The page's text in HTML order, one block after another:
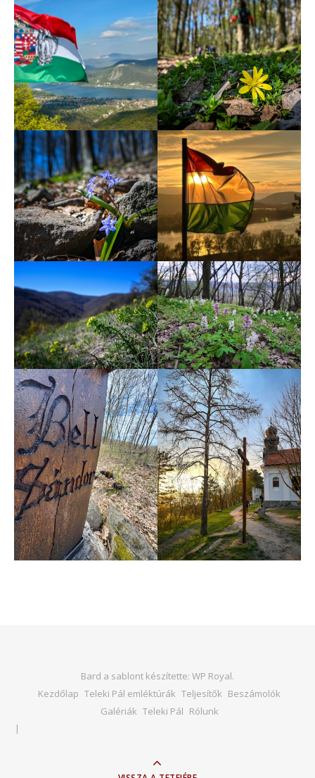
Bard a sablont készítette: WP Royal.
Kezdőlap Teleki Pál emléktúrák Teljesítők Beszámolók
Galériák Teleki Pál Rólunk